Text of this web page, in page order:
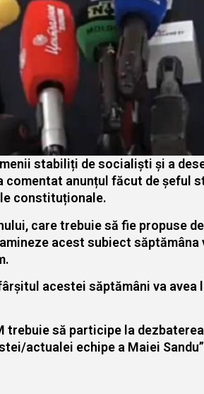
stabiliți de socialiști și a
comentat anunțul făcut de
constituționale.
care trebuie să fie
acest subiect
acestei săptămâni va avea
trebuie să participe la
actualei echipe a Maiei